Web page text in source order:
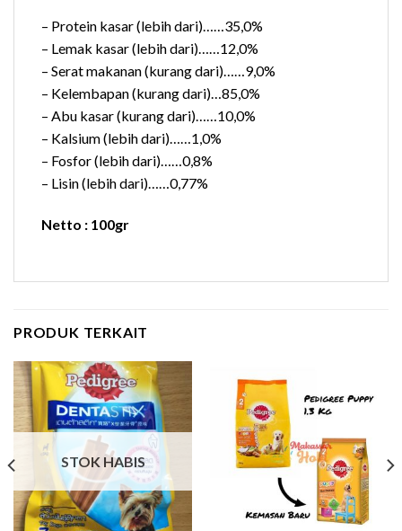
– Protein kasar (lebih dari)……35,0%
– Lemak kasar (lebih dari)……12,0%
– Serat makanan (kurang dari)……9,0%
– Kelembapan (kurang dari)…85,0%
– Abu kasar (kurang dari)……10,0%
– Kalsium (lebih dari)……1,0%
– Fosfor (lebih dari)……0,8%
– Lisin (lebih dari)……0,77%
Netto : 100gr
PRODUK TERKAIT
STOK HABIS